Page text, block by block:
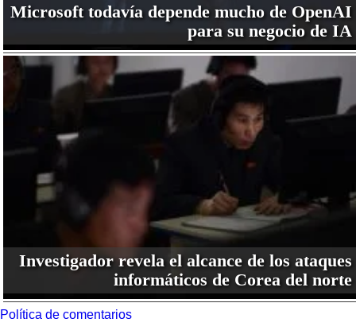
Microsoft todavía depende mucho de OpenAI
para su negocio de IA
Investigador revela el alcance de los ataques
informáticos de Corea del norte
Política de comentarios